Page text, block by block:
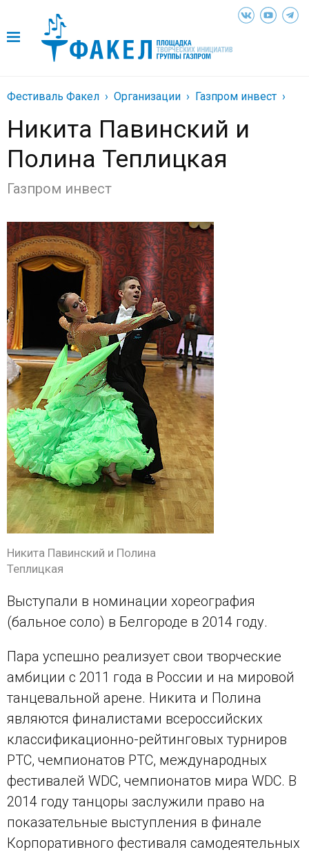
Фестиваль Факел Организации Газпром инвест
Никита Павинский и
Полина Теплицкая
Газпром инвест
Никита Павинский и Полина
Теплицкая
Выступали в номинации хореография
(бальное соло) в Белгороде в 2014 году.
Пара успешно реализует свои творческие
амбиции с 2011 года в России и на мировой
танцевальной арене. Никита и Полина
являются финалистами всероссийских
классификационно-рейтинговых турниров
РТС, чемпионатов РТС, международных
фестивалей WDC, чемпионатов мира WDC. В
2014 году танцоры заслужили право на
показательные выступления в финале
Корпоративного фестиваля самодеятельных